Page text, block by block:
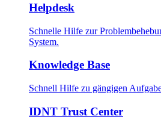
Helpdesk
Schnelle Hilfe zur
System.
Knowledge Base
Schnell Hilfe zu gängigen
IDNT Trust Center